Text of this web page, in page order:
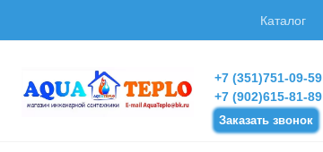
Каталог
+7 (351)751-09-59
+7 (902)615-81-89
Заказать звонок